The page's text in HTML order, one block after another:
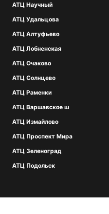
АТЦ Научный
АТЦ Удальцова
АТЦ Алтуфьево
АТЦ Лобненская
АТЦ Очаково
АТЦ Солнцево
АТЦ Раменки
АТЦ Варшавское ш
АТЦ Измайлово
АТЦ Проспект Мира
АТЦ Зеленоград
АТЦ Подольск